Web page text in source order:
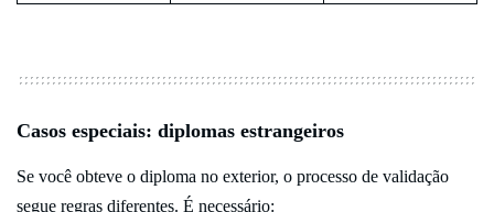
Casos especiais: diplomas estrangeiros
Se você obteve o diploma no exterior, o processo de validação
segue regras diferentes. É necessário: